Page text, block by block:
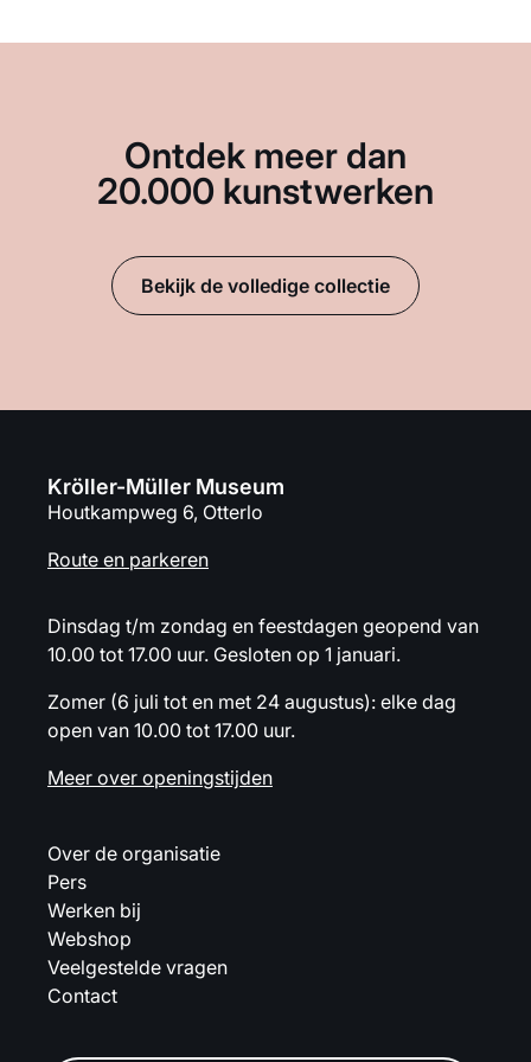
Ontdek meer dan
20.000 kunstwerken
Bekijk de volledige collectie
Kröller-Müller Museum
Houtkampweg 6, Otterlo
Route en parkeren
Dinsdag t/m zondag en feestdagen geopend van
10.00 tot 17.00 uur. Gesloten op 1 januari.
Zomer (6 juli tot en met 24 augustus): elke dag
open van 10.00 tot 17.00 uur.
Meer over openingstijden
Over de organisatie
Pers
Werken bij
Webshop
Veelgestelde vragen
Contact